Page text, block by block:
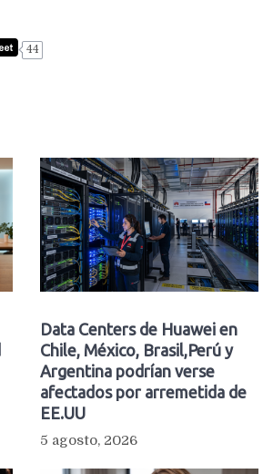
44
Data Centers de Huawei en
Chile, México, Brasil,Perú y
Argentina podrían verse
afectados por arremetida de
EE.UU
5 agosto, 2026